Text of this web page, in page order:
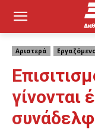
Αριστερά
γίνονται